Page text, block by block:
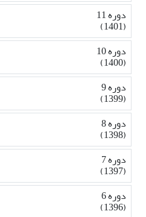
دوره 11
(1401)
دوره 10
(1400)
دوره 9
(1399)
دوره 8
(1398)
دوره 7
(1397)
دوره 6
(1396)